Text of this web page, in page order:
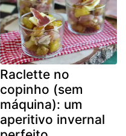
Raclette no
copinho (sem
máquina): um
aperitivo invernal